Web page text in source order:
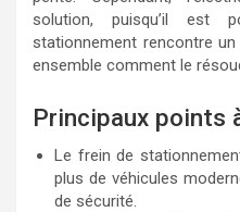
solution, puisqu’il est
stationnement rencontre
ensemble comment le
Principaux points
Le frein de
plus de véhicules
de sécurité.